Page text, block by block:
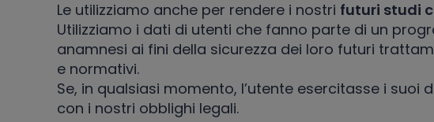
Le utilizziamo anche per rendere i nostri futuri studi
Utilizziamo i dati di utenti che fanno parte di un
anamnesi ai fini della sicurezza dei loro futuri
e normativi.
Se, in qualsiasi momento, l’utente esercitasse i
con i nostri obblighi legali.